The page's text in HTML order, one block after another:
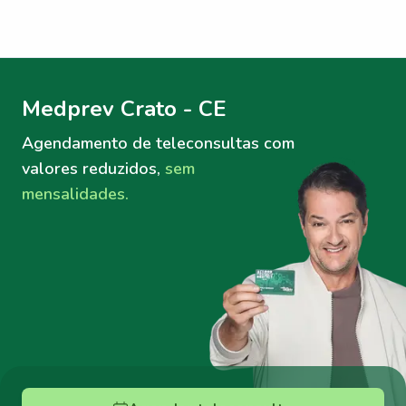
Medprev Crato - CE
Agendamento de teleconsultas com
valores reduzidos, sem
mensalidades.